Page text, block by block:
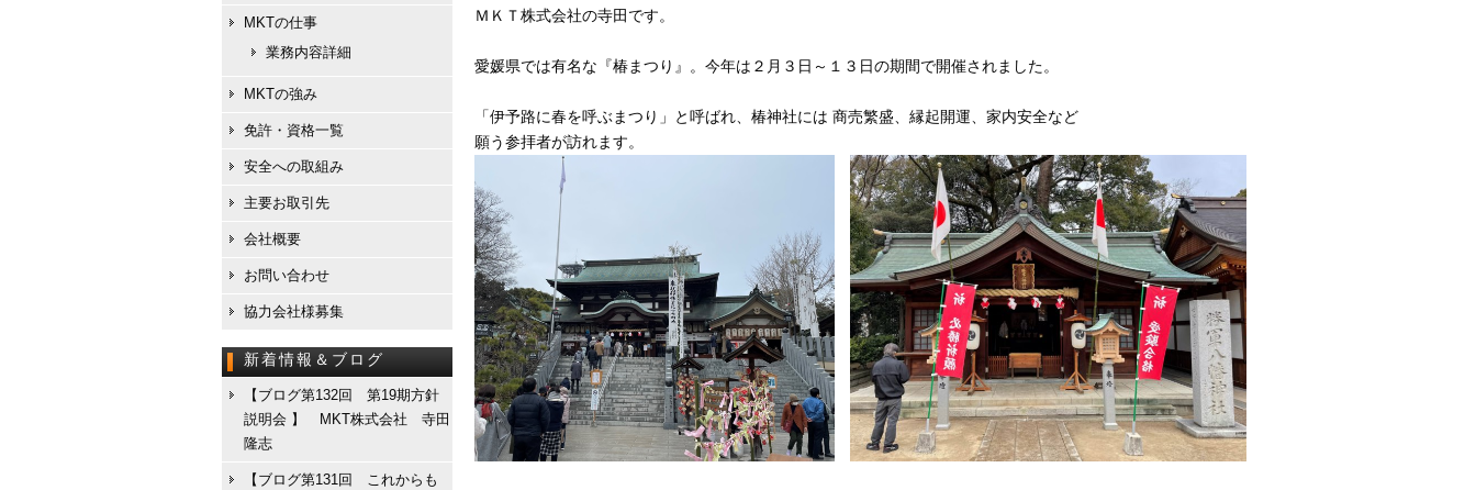
ＭＫＴ株式会社の寺田です。
愛媛県では有名な『椿まつり』。今年は２月３日～１３日の期間で開催されました。
「伊予路に春を呼ぶまつり」と呼ばれ、椿神社には 商売繁盛、縁起開運、家内安全など
願う参拝者が訪れます。
MKTの仕事
業務内容詳細
MKTの強み
免許・資格一覧
安全への取組み
主要お取引先
会社概要
お問い合わせ
協力会社様募集
新着情報＆ブログ
【ブログ第132回 第19期方針
説明会 】 MKT株式会社 寺田
隆志
【ブログ第131回 これからも